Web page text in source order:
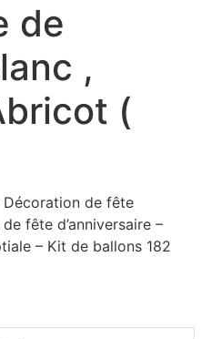
de
,
(
de fête
fête d’anniversaire –
– Kit de ballons 182